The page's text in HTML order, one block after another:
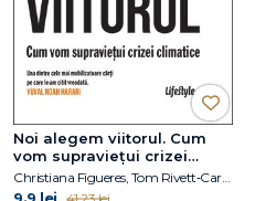
Noi alegem viitorul. Cum
vom supraviețui crizei
climatice
Christiana Figueres, Tom Rivett‑Carnac